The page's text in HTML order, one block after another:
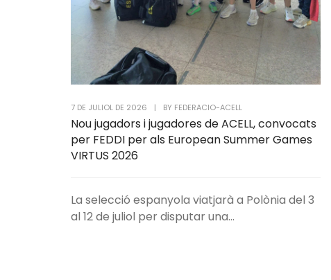
7 DE JULIOL DE 2026 | BY FEDERACIO-ACELL
Nou jugadors i jugadores de ACELL, convocats
per FEDDI per als European Summer Games
VIRTUS 2026
La selecció espanyola viatjarà a Polònia del 3
al 12 de juliol per disputar una...